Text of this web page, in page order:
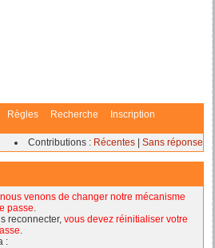
Règles Recherche
Inscription
Contributions : Récentes Sans réponse
nous venons de changer notre mécanisme
passe.
reconnecter, vous devez réinitialiser votre
.
: